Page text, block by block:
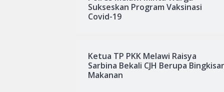
Sukseskan Program Vaksinasi
Covid-19
Ketua TP PKK Melawi Raisya
Sarbina Bekali CJH Berupa
Makanan